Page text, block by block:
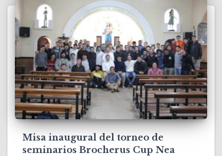
Misa inaugural del torneo de
seminarios Brocherus Cup Nea